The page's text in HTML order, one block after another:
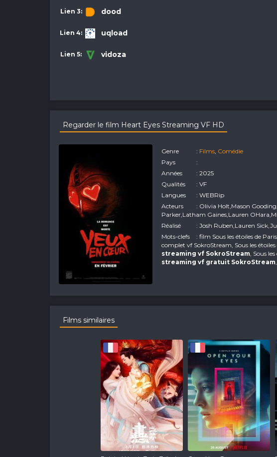
dood
uqload
vidoza
Regarder le film Heart Eyes Streaming VF HD
Genre : Films, Comédie
Pays
:
Années
: 2025
Qualités
: VF
Langues
: WEBRip
Acteurs
: Olivia Holt,Mason
Parker,Latham Gaines,Lauren
Réalisé
: Josh Ruben,Lauren
Mots-clefs
: film Sous les étoiles de
complet vf SokroStream, Sous les
streaming vf SokroStream, Sous
streaming vf gratuit SokroStream
Films similaires